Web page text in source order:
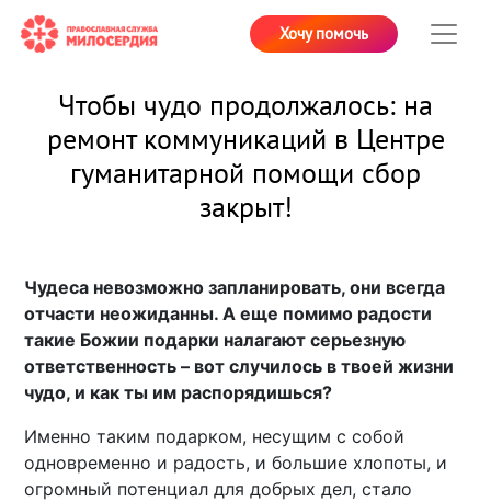
Хочу помочь
Чтобы чудо продолжалось: на
ремонт коммуникаций в Центре
гуманитарной помощи сбор
закрыт!
Чудеса невозможно запланировать, они всегда
отчасти неожиданны. А еще помимо радости
такие Божии подарки налагают серьезную
ответственность – вот случилось в твоей жизни
чудо, и как ты им распорядишься?
Именно таким подарком, несущим с собой
одновременно и радость, и большие хлопоты, и
огромный потенциал для добрых дел, стало